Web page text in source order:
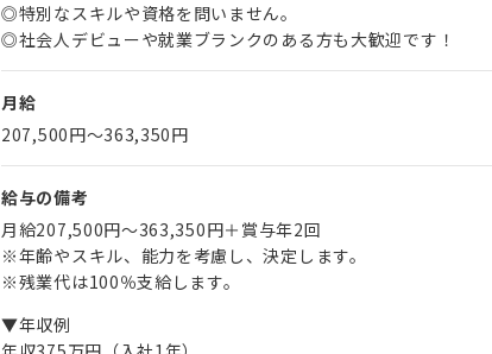
◎特別なスキルや資格を問いません。
◎社会人デビューや就業ブランクのある方も大歓迎です！
月給
207,500円〜363,350円
給与の備考
月給207,500円～363,350円＋賞与年2回
※年齢やスキル、能力を考慮し、決定します。
※残業代は100％支給します。
▼年収例